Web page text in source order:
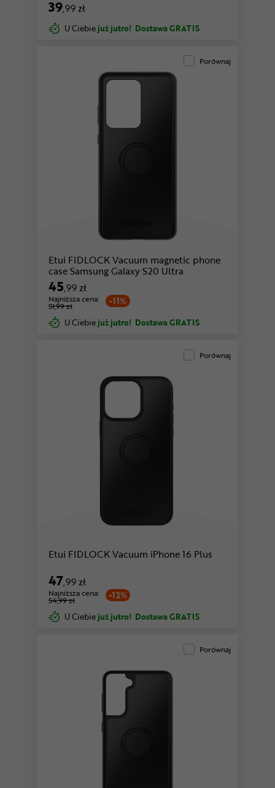
39,99 zł
U Ciebie już jutro! Dostawa GRATIS
Porównaj
Etui FIDLOCK Vacuum magnetic phone
case Samsung Galaxy S20 Ultra
45,99 zł
-11%
Najniższa cena:
51,99 zł
U Ciebie już jutro! Dostawa GRATIS
Porównaj
Etui FIDLOCK Vacuum iPhone 16 Plus
47,99 zł
-12%
Najniższa cena:
54,99 zł
U Ciebie już jutro! Dostawa GRATIS
Porównaj